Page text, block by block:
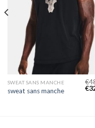
SWEAT SANS MANCHE
sweat sans manche
€
€